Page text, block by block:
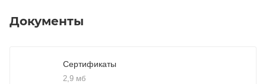
Документы
Сертификаты
2,9 мб